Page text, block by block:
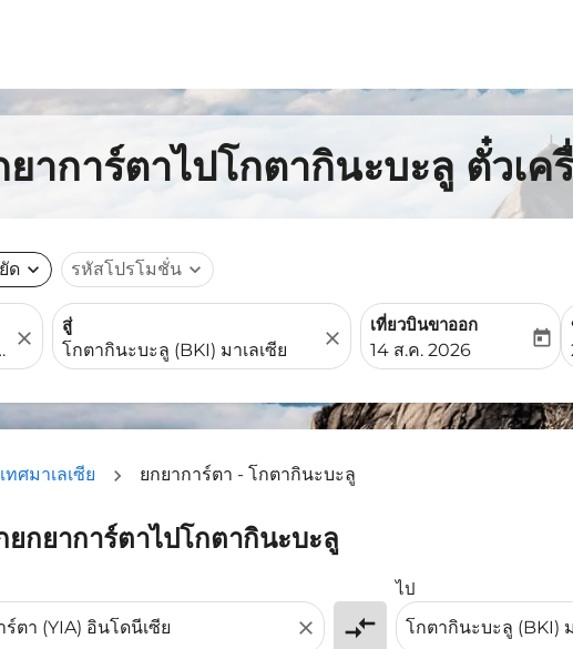
ยาการ์ตาไปโกตากินะบะลู ตั๋วเ
ด expand_more รหัสโปรโมชั่น expand_more
close
สู่
close
เที่ยวบินขาออก
fc-booking-departure-
14 ส.ค. 2026
today
ทศมาเลเซีย ยกยาการ์ตา - โกตากินะบะลู
กยาการ์ตาไปโกตากินะบะลู
close compare_arrows
ไป
ะ/หรือปลายทาง) หรือเลือกวันที่ด้านล่างเพื่อค้นหาข้อเสนอ